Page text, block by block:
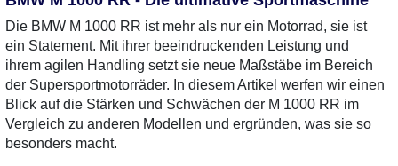
Die BMW M 1000 RR ist mehr als nur ein Motorrad, sie ist
ein Statement. Mit ihrer beeindruckenden Leistung und
ihrem agilen Handling setzt sie neue Maßstäbe im Bereich
der Supersportmotorräder. In diesem Artikel werfen wir einen
Blick auf die Stärken und Schwächen der M 1000 RR im
Vergleich zu anderen Modellen und ergründen, was sie so
besonders macht.